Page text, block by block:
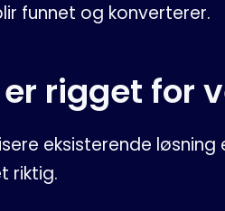
funnet og konverterer.
rigget for
eksisterende løsning
riktig.